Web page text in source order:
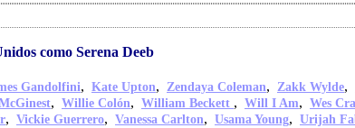
como Serena Deeb
Gandolfini, Kate Upton, Zendaya Coleman, Zakk Wylde,
, Willie Colón, William Beckett , Will I Am, Wes
, Vickie Guerrero, Vanessa Carlton, Usama Young, Urijah